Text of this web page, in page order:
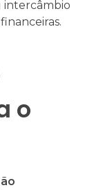
intercâmbio
o